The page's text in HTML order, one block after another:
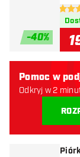
-40%
4.7
Pomoc w
Odkryj w 2